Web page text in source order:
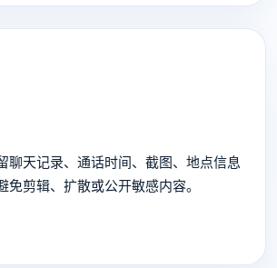
聊天记录、通话时间、截图、地点信息
免剪辑、扩散或公开敏感内容。